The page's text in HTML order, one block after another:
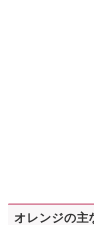
オレンジの主